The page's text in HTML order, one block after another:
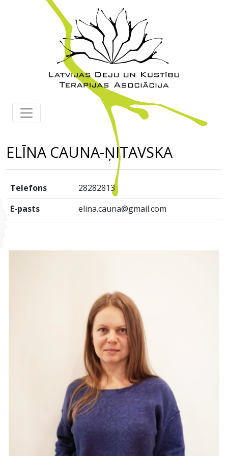
ELĪNA CAUNA-ŅITAVSKA
Telefons
28282813
E-pasts
elina.cauna@gmail.com